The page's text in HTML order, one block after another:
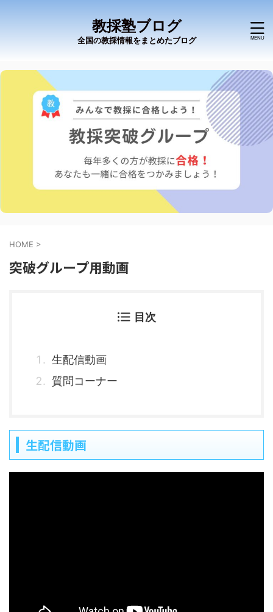
教採塾ブログ
全国の教採情報をまとめたブログ
HOME >
突破グループ用動画
目次
生配信動画
質問コーナー
生配信動画